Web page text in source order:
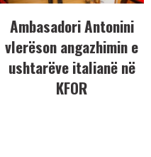
Ambasadori Antonini
vlerëson angazhimin e
ushtarëve italianë në
KFOR